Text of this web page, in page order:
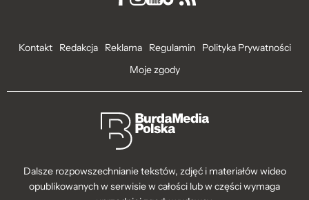
Kontakt Redakcja Reklama Regulamin
Polityka Prywatności
Moje zgody
Dalsze rozpowszechnianie tekstów, zdjęć i materiałów wideo
opublikowanych w serwisie w całości lub w części wymaga